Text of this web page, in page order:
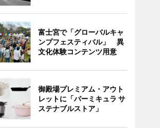
富士宮で「グローバルキャ
ンプフェスティバル」 異
文化体験コンテンツ用意
御殿場プレミアム・アウト
レットに「バーミキュラ サ
ステナブルストア」